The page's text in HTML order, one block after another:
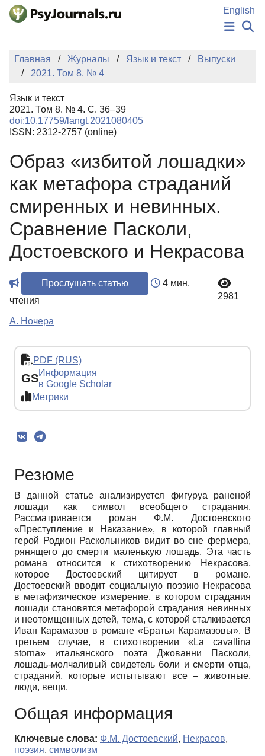
Перейти к основному содержанию
English
НОВОСТИ
БАЗА ЗНАНИЙ
КЛЮЧЕВЫЕ СЛОВА
Регистрация
Главная Журналы Язык и текст
Выпуски
2021. Том 8. № 4
Язык и текст
2021. Том 8. № 4. С. 36–39
doi:10.17759/langt.2021080405
ISSN: 2312-2757 (online)
Образ «избитой лошадки»
как метафора страданий
смиренных и невинных.
Сравнение Пасколи,
Достоевского и Некрасова
Прослушать статью
4 мин.
чтения
2981
А. Ночера
PDF (RUS)
GSИнформация
в Google Scholar
Метрики
Резюме
В данной статье анализируется фигуруа раненой
лошади как символ всеобщего страдания.
Рассматривается роман Ф.М. Достоевского
«Преступление и Наказание», в которой главный
герой Родион Раскольников видит во сне фермера,
рянящего до смерти маленькую лошадь. Эта часть
романа относится к стихотворению Некрасова,
которое Достоевский цитирует в романе.
Достоевский вводит социальную поэзию Некрасова
в метафизическое измерение, в котором страдания
лошади становятся метафорой страдания невинных
и неотомщенных детей, тема, с которой сталкивается
Иван Карамазов в романе «Братья Карамазовы». В
третьем случае, в стихотворении «La cavallina
storna» итальянского поэта Джованни Пасколи,
лошадь-молчаливый свидетель боли и смерти отца,
страданий, которые испытывают все – животные,
люди, вещи.
Общая информация
Ключевые слова: Ф.М. Достоевский, Некрасов,
поэзия, символизм